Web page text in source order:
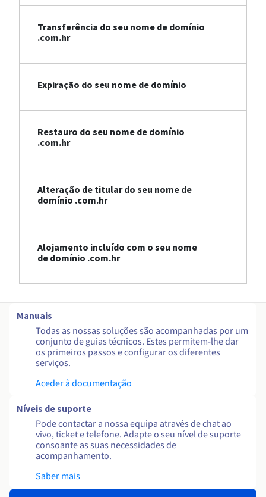
Transferência do seu nome de domínio
.com.hr
Expiração do seu nome de domínio
Restauro do seu nome de domínio
.com.hr
Alteração de titular do seu nome de
domínio .com.hr
Alojamento incluído com o seu nome
de domínio .com.hr
Manuais
Todas as nossas soluções são acompanhadas por um
conjunto de guias técnicos. Estes permitem-lhe dar
os primeiros passos e configurar os diferentes
serviços.
Aceder à documentação
Níveis de suporte
Pode contactar a nossa equipa através de chat ao
vivo, ticket e telefone. Adapte o seu nível de suporte
consoante as suas necessidades de
acompanhamento.
Saber mais